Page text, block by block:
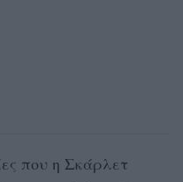
που η Σκάρλετ